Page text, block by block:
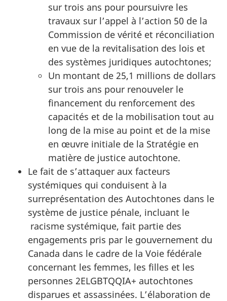
sur trois ans pour poursuivre les
travaux sur l’appel à l’action 50 de la
Commission de vérité et réconciliation
en vue de la revitalisation des lois et
des systèmes juridiques autochtones;
Un montant de 25,1 millions de dollars
sur trois ans pour renouveler le
financement du renforcement des
capacités et de la mobilisation tout au
long de la mise au point et de la mise
en œuvre initiale de la Stratégie en
matière de justice autochtone.
Le fait de s’attaquer aux facteurs
systémiques qui conduisent à la
surreprésentation des Autochtones dans le
système de justice pénale, incluant le
racisme systémique, fait partie des
engagements pris par le gouvernement du
Canada dans le cadre de la Voie fédérale
concernant les femmes, les filles et les
personnes 2ELGBTQQIA+ autochtones
disparues et assassinées. L’élaboration de